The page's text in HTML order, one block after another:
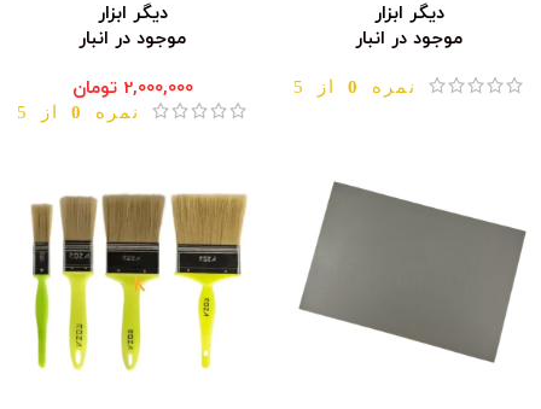
دیگر ابزار
موجود در انبار
نمره 0 از 5
دیگر ابزار
موجود در انبار
2,000,000 تومان
نمره 0 از 5